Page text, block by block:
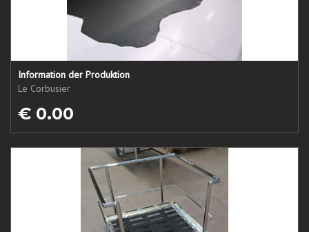
Information der Produktion
Le Corbusier
€ 0.00